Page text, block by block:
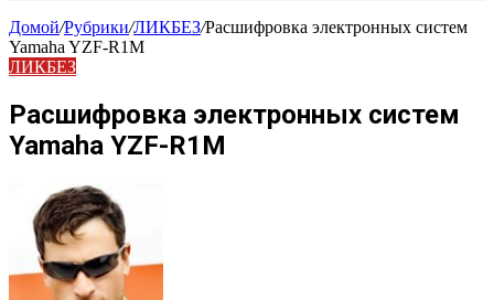
Домой/Рубрики/ЛИКБЕЗ/Расшифровка электронных систем
Yamaha YZF-R1M
ЛИКБЕЗ
Расшифровка электронных систем
Yamaha YZF-R1M